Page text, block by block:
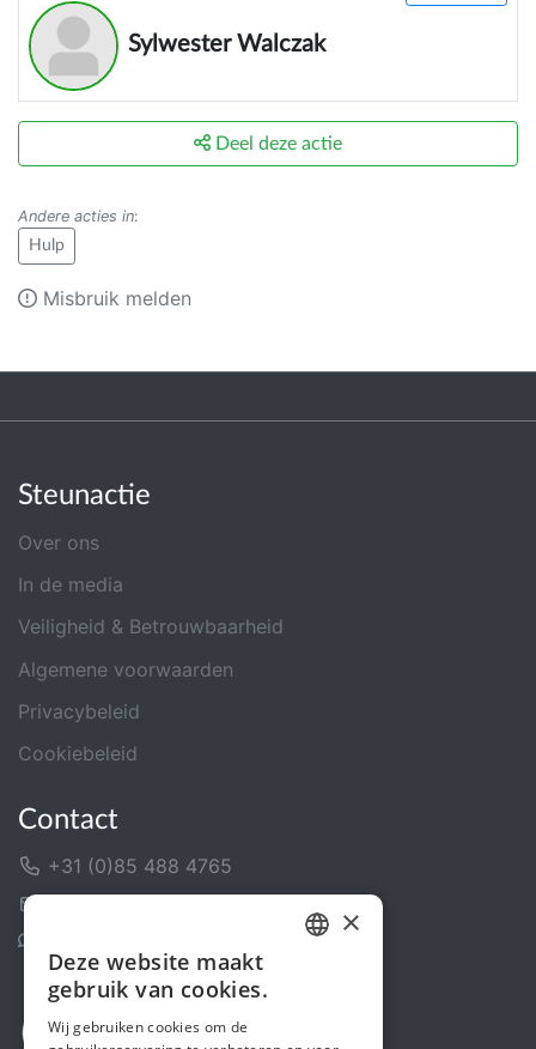
Sylwester Walczak
Deel deze actie
Andere acties in:
Hulp
Misbruik melden
Steunactie
Over ons
In de media
Veiligheid & Betrouwbaarheid
Algemene voorwaarden
Privacybeleid
Cookiebeleid
Contact
+31 (0)85 488 4765
×
Deze website maakt
gebruik van cookies.
Wij gebruiken cookies om de